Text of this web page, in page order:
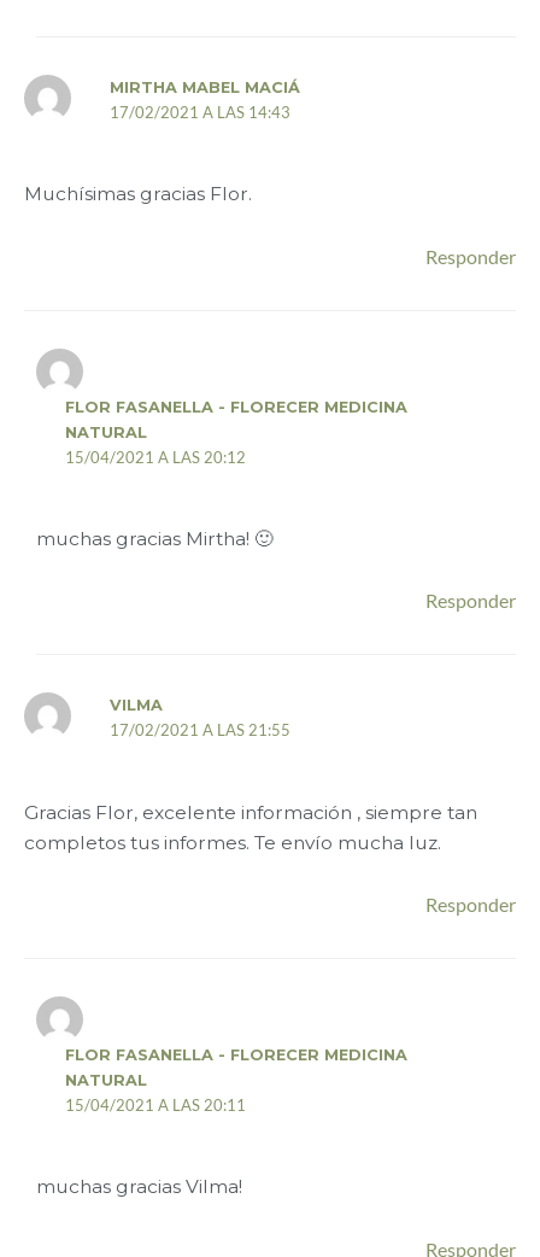
MIRTHA MABEL MACIÁ
17/02/2021 A LAS 14:43
Muchísimas gracias Flor.
Responder
FLOR FASANELLA - FLORECER MEDICINA
NATURAL
15/04/2021 A LAS 20:12
muchas gracias Mirtha! 🙂
Responder
VILMA
17/02/2021 A LAS 21:55
Gracias Flor, excelente información , siempre tan
completos tus informes. Te envío mucha luz.
Responder
FLOR FASANELLA - FLORECER MEDICINA
NATURAL
15/04/2021 A LAS 20:11
muchas gracias Vilma!
Responder